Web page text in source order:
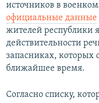
источников в
официальные данные
жителей республики
действительности
запасниках, которых
ближайшее время.
Согласно списку,